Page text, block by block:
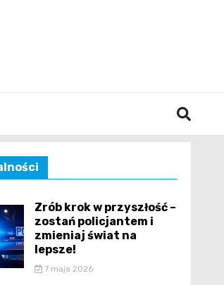
Zrób krok w przyszłość –
zostań policjantem i
zmieniaj świat na
lepsze!
7 maja 2026